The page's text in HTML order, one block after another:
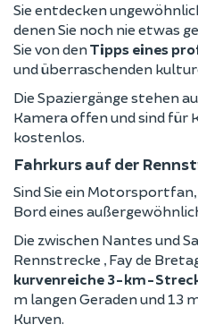
Sie entdecken
denen Sie noch nie etwas
Sie von denTipps eines
und überraschenden
Die Spaziergänge stehen
Kamera offen und sind für
kostenlos.
Fahrkurs auf der
Sind Sie ein
Bord eines
Die zwischen Nantes und
Rennstrecke „Fay de
kurvenreiche 3-km-
m langen Geraden und 13
Kurven.